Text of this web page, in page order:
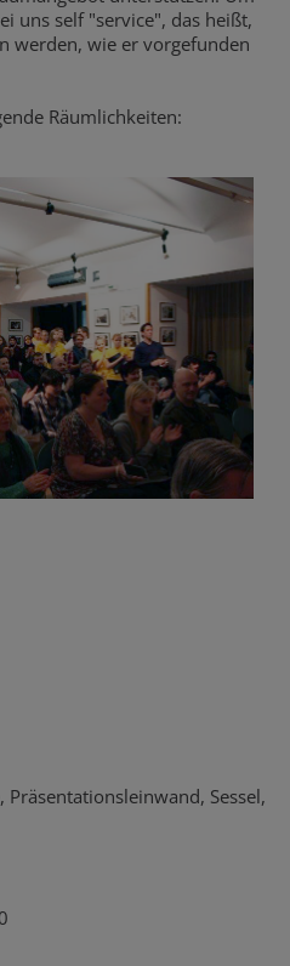
uns self "service", das heißt,
werden, wie er vorgefunden
Räumlichkeiten:
Sessel,